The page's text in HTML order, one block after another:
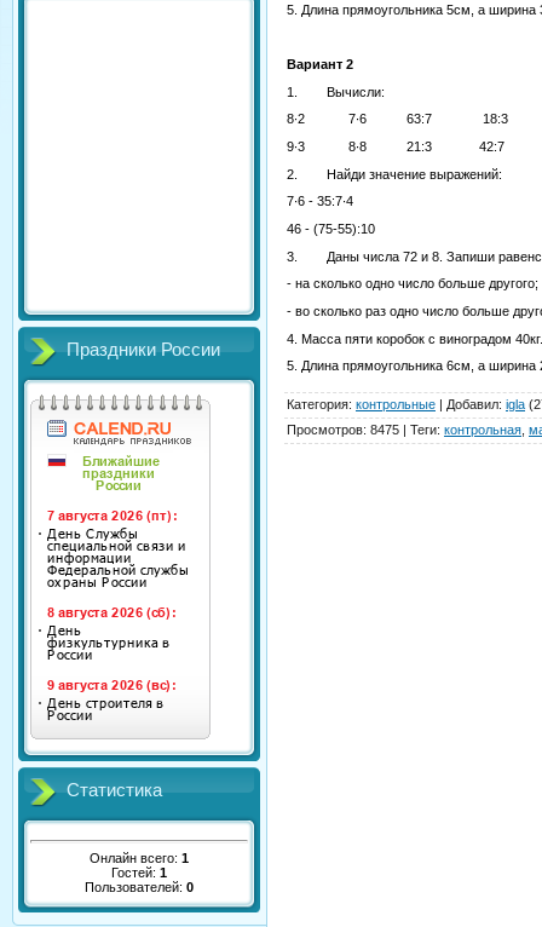
Праздники России
Статистика
Онлайн всего: 1
Гостей: 1
Пользователей: 0
5. Длина прямоугольника 5см, а
Вариант 2
1. Вычисли:
8∙2 7∙6 63:7 18:3
9∙3 8∙8 21:3 42:7
2. Найди значение выражений:
7∙6 - 35:7∙4
46 - (75-55):10
3. Даны числа 72 и 8. Запиши
- на сколько одно число больше другого;
- во сколько раз одно число больше
4. Масса пяти коробок с виноградом
5. Длина прямоугольника 6см, а
Категория: контрольные | Добавил: igla
Просмотров: 8475 | Теги: контрольная